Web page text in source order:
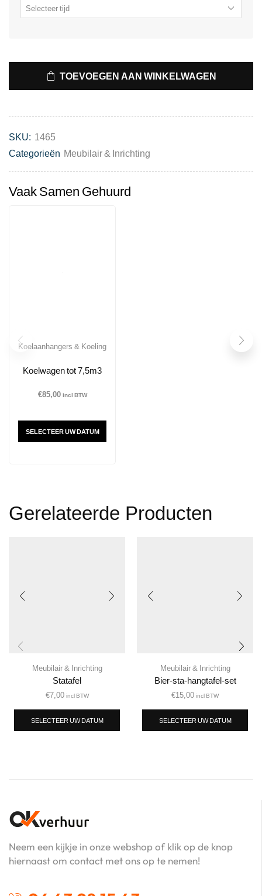
TOEVOEGEN AAN WINKELWAGEN
SKU: 1465
Categorieën Meubilair & Inrichting
Vaak Samen Gehuurd
Koelaanhangers & Koeling
Koelwagen tot 7,5m3
€85,00 incl BTW
SELECTEER UW DATUM
Gerelateerde Producten
Meubilair & Inrichting
Statafel
€7,00 incl BTW
SELECTEER UW DATUM
Meubilair & Inrichting
Bier-sta-hangtafel-set
€15,00 incl BTW
SELECTEER UW DATUM
Neem een kijkje in onze webshop of klik op de knop
hiernaast om contact met ons op te nemen!